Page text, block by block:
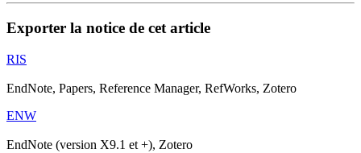
Exporter la notice de cet article
RIS
EndNote, Papers, Reference Manager, RefWorks, Zotero
ENW
EndNote (version X9.1 et +), Zotero